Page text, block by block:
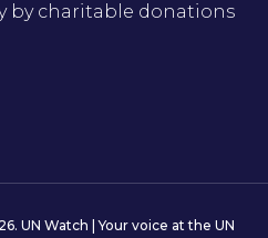
by charitable donations
UN Watch | Your voice at the UN.